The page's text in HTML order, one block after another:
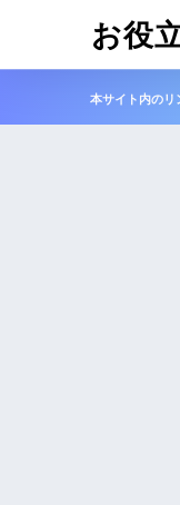
お役
本サイト内のリ